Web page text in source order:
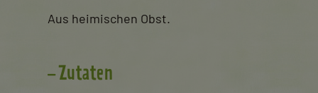
Aus heimischen Obst.
Zutaten